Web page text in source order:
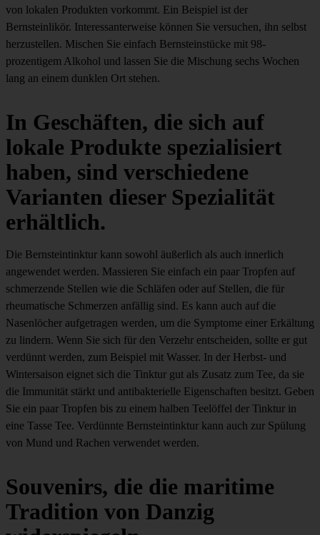
von lokalen Produkten vorkommt. Ein Beispiel ist der
Bernsteinlikör. Interessanterweise können Sie versuchen, ihn selbst
herzustellen. Mischen Sie einfach Bernsteinstücke mit 98-
prozentigem Alkohol und lassen Sie die Mischung sechs Wochen
lang an einem dunklen Ort stehen.
In Geschäften, die sich auf
lokale Produkte spezialisiert
haben, sind verschiedene
Varianten dieser Spezialität
erhältlich.
Die Bernsteintinktur kann sowohl äußerlich als auch innerlich
angewendet werden. Massieren Sie einfach ein paar Tropfen auf
schmerzende Stellen wie die Schläfen oder auf Stellen, die für
rheumatische Schmerzen anfällig sind. Es kann auch auf die
Nasenlöcher aufgetragen werden, um die Symptome einer Erkältung
zu lindern. Wenn Sie sich für den Verzehr entscheiden, sollte er gut
verdünnt werden, zum Beispiel mit Wasser. In der Herbst- und
Wintersaison eignet sich die Tinktur gut als Zusatz zum Tee, da sie
die Immunität stärkt und antibakterielle Eigenschaften besitzt. Geben
Sie ein paar Tropfen bis zu einem halben Teelöffel der Tinktur in
eine Tasse Tee. Verdünnte Bernsteintinktur kann auch zur Spülung
von Mund und Rachen verwendet werden.
Souvenirs, die die maritime
Tradition von Danzig